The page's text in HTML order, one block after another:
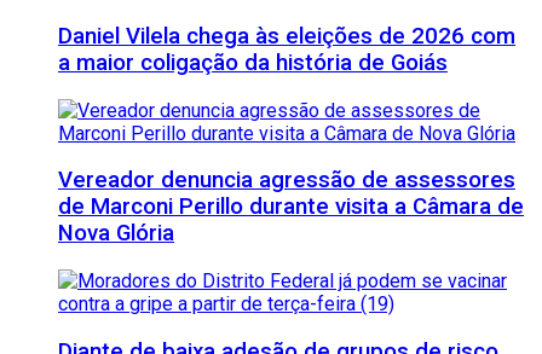
Daniel Vilela chega às eleições de 2026 com
a maior coligação da história de Goiás
Vereador denuncia agressão de assessores
de Marconi Perillo durante visita a Câmara de
Nova Glória